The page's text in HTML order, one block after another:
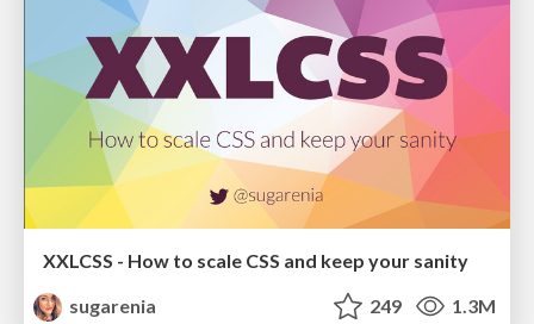
XXLCSS - How to scale CSS and keep your sanity
sugarenia
249 1.3M